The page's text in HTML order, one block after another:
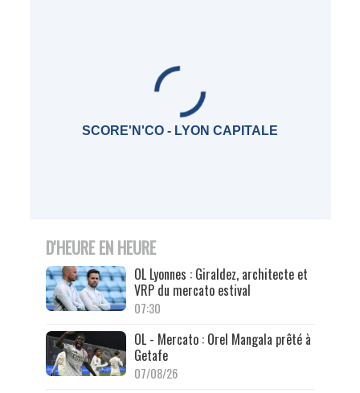
SCORE'N'CO - LYON CAPITALE
D'HEURE EN HEURE
OL Lyonnes : Giraldez, architecte et
VRP du mercato estival
07:30
OL - Mercato : Orel Mangala prêté à
Getafe
07/08/26